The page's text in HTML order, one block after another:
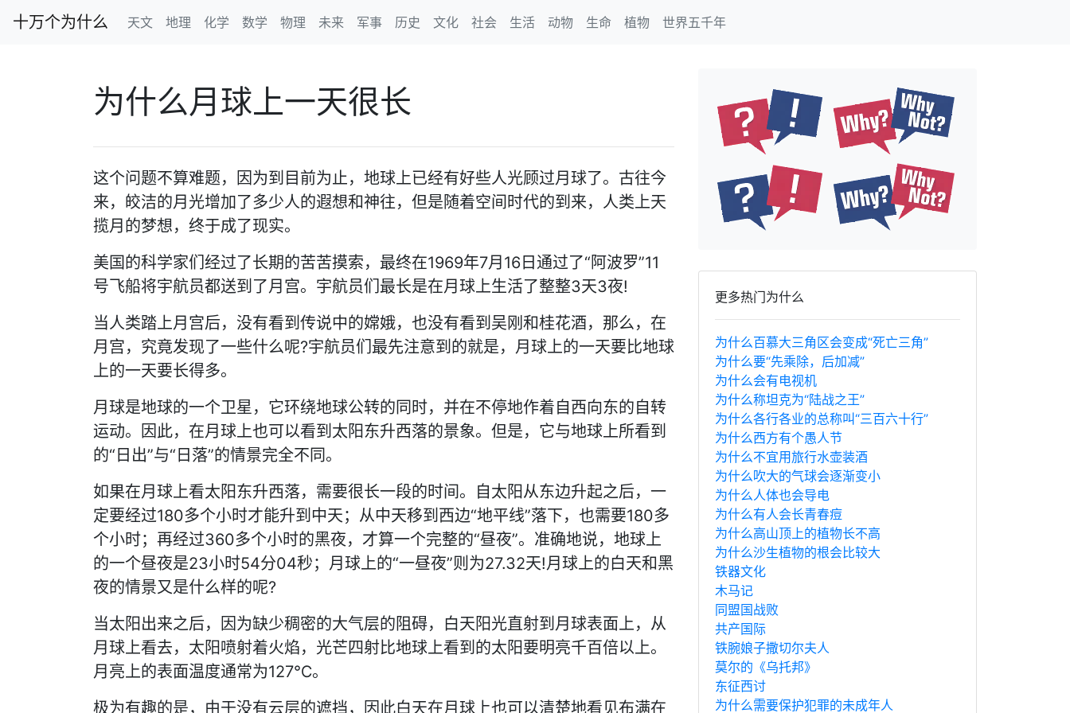
十万个为什么 天文 地理 化学 数学 物理 未来 军事 历史 文化 社会 生活 动物 生命 植物 世界五千年
为什么月球上一天很长
这个问题不算难题，因为到目前为止，地球上已经有好些人光顾过月球了。古往今
来，皎洁的月光增加了多少人的遐想和神往，但是随着空间时代的到来，人类上天
揽月的梦想，终于成了现实。
美国的科学家们经过了长期的苦苦摸索，最终在1969年7月16日通过了“阿波罗”11
号飞船将宇航员都送到了月宫。宇航员们最长是在月球上生活了整整3天3夜!
当人类踏上月宫后，没有看到传说中的嫦娥，也没有看到吴刚和桂花酒，那么，在
月宫，究竟发现了一些什么呢?宇航员们最先注意到的就是，月球上的一天要比地球
上的一天要长得多。
月球是地球的一个卫星，它环绕地球公转的同时，并在不停地作着自西向东的自转
运动。因此，在月球上也可以看到太阳东升西落的景象。但是，它与地球上所看到
的“日出”与“日落”的情景完全不同。
如果在月球上看太阳东升西落，需要很长一段的时间。自太阳从东边升起之后，一
定要经过180多个小时才能升到中天；从中天移到西边“地平线”落下，也需要180多
个小时；再经过360多个小时的黑夜，才算一个完整的“昼夜”。准确地说，地球上
的一个昼夜是23小时54分04秒；月球上的“一昼夜”则为27.32天!月球上的白天和黑
夜的情景又是什么样的呢?
当太阳出来之后，因为缺少稠密的大气层的阻碍，白天阳光直射到月球表面上，从
月球上看去，太阳喷射着火焰，光芒四射比地球上看到的太阳要明亮千百倍以上。
月亮上的表面温度通常为127℃。
极为有趣的是，由于没有云层的遮挡，因此白天在月球上也可以清楚地看见布满在
更多热门为什么
为什么百慕大三角区会变成“死亡三角”
为什么要“先乘除，后加减”
为什么会有电视机
为什么称坦克为“陆战之王”
为什么各行各业的总称叫“三百六十行”
为什么西方有个愚人节
为什么不宜用旅行水壶装酒
为什么吹大的气球会逐渐变小
为什么人体也会导电
为什么有人会长青春痘
为什么高山顶上的植物长不高
为什么沙生植物的根会比较大
铁器文化
木马记
同盟国战败
共产国际
铁腕娘子撒切尔夫人
莫尔的《乌托邦》
东征西讨
为什么需要保护犯罪的未成年人